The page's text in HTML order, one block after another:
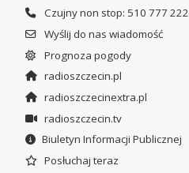
Czujny non stop: 510 777 222
Wyślij do nas wiadomość
Prognoza pogody
radioszczecin.pl
radioszczecinextra.pl
radioszczecin.tv
Biuletyn Informacji Publicznej
Posłuchaj teraz